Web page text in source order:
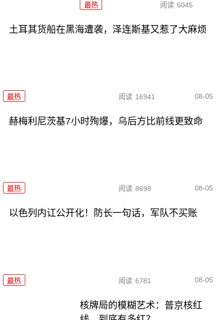
最热 阅读 6045
土耳其货船在黑海遭袭，泽连斯基又惹了大麻烦
最热 阅读 16941 08-05
赫梅利尼茨基7小时殉爆，乌后方比前线更致命
最热 阅读 8698 08-05
以色列内讧公开化！防长一句话，军队不买账
最热 阅读 6781 08-05
核牌局的模糊艺术：普京核红